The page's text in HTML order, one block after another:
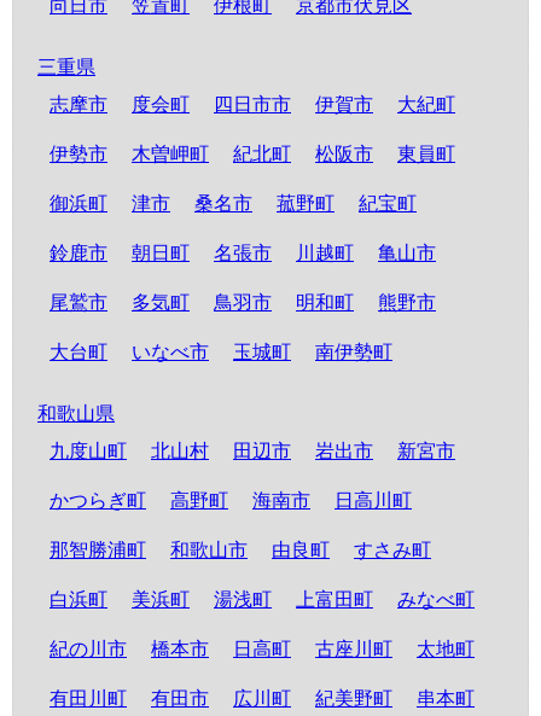
向日市 笠置町 伊根町 京都市伏見区
三重県
志摩市
度会町 四日市市 伊賀市 大紀町
伊勢市 木曽岬町 紀北町 松阪市 東員町
御浜町 津市 桑名市 菰野町 紀宝町
鈴鹿市 朝日町 名張市 川越町 亀山市
尾鷲市 多気町 鳥羽市 明和町 熊野市
大台町 いなべ市 玉城町 南伊勢町
和歌山県
九度山町
北山村 田辺市 岩出市 新宮市
かつらぎ町 高野町 海南市 日高川町
那智勝浦町 和歌山市 由良町 すさみ町
白浜町 美浜町 湯浅町 上富田町 みなべ町
紀の川市 橋本市 日高町 古座川町 太地町
有田川町 有田市 広川町 紀美野町 串本町